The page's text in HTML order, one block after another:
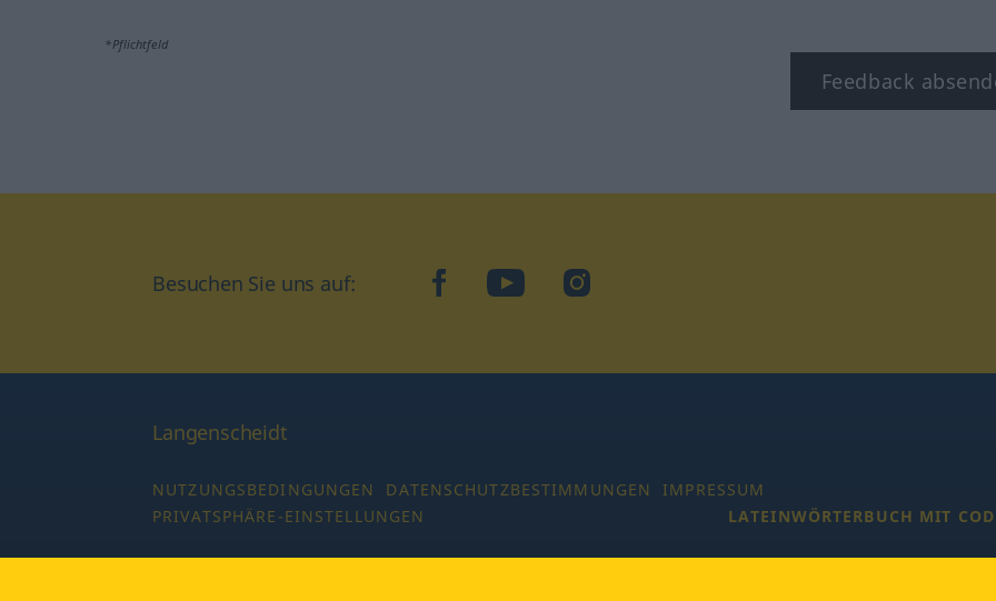
*Pflichtfeld
Feedback
Besuchen Sie uns auf: facebookYouTubeInstagram
Langenscheidt
NUTZUNGSBEDINGUNGEN DATENSCHUTZBESTIMMUNGEN
IMPRESSUM
PRIVATSPHÄRE-EINSTELLUNGEN
LATEINWÖRTERBUCH MIT